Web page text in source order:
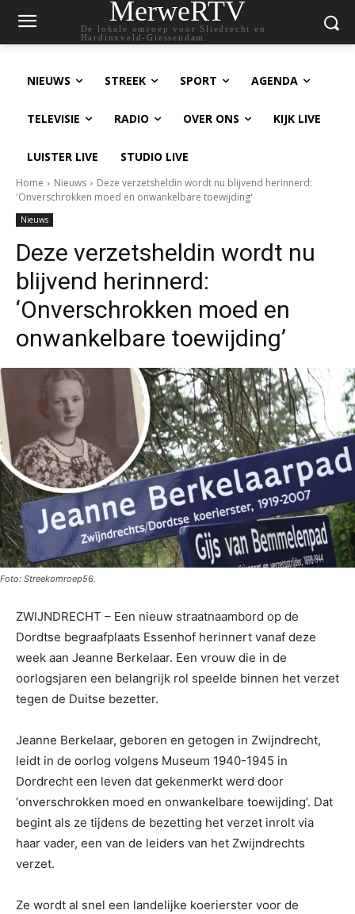
MerweRTV
De lokale omroep voor Sliedrecht en
Hardinxveld-Giessendam
NIEUWS STREEK SPORT AGENDA
TELEVISIE RADIO OVER ONS KIJK LIVE
LUISTER LIVE STUDIO LIVE
Home Nieuws
Deze verzetsheldin wordt nu blijvend herinnerd:
'Onverschrokken moed en onwankelbare toewijding'
Nieuws
Deze verzetsheldin wordt nu
blijvend herinnerd:
‘Onverschrokken moed en
onwankelbare toewijding’
Foto: Streekomroep56.
ZWIJNDRECHT – Een nieuw straatnaambord op de
Dordtse begraafplaats Essenhof herinnert vanaf deze
week aan Jeanne Berkelaar. Een vrouw die in de
oorlogsjaren een belangrijk rol speelde binnen het verzet
tegen de Duitse bezetter.
Jeanne Berkelaar, geboren en getogen in Zwijndrecht,
leidt in de oorlog volgens Museum 1940-1945 in
Dordrecht een leven dat gekenmerkt werd door
‘onverschrokken moed en onwankelbare toewijding’. Dat
begint als ze tijdens de bezetting het verzet inrolt via
haar vader, een van de leiders van het Zwijndrechts
verzet.
Ze wordt al snel een landelijke koerierster voor de